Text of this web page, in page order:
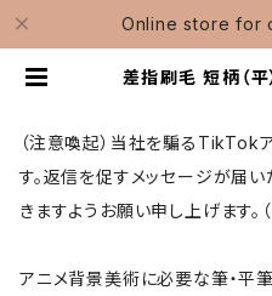
Online store for
差指刷毛 短柄（
（注意喚起）当社を騙るTikTok
す。返信を促すメッセージが届
きますようお願い申し上げます。
アニメ背景美術に必要な筆・平